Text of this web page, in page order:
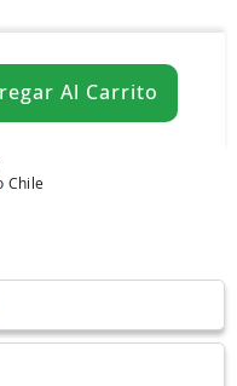
Al Carrito
Chile